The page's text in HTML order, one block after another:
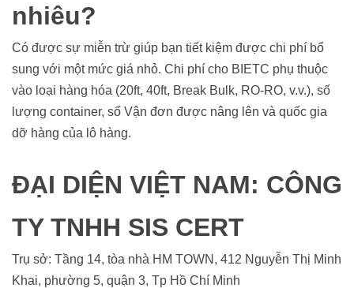
nhiêu?
Có được sự miễn trừ giúp bạn tiết kiệm được chi phí bổ
sung với một mức giá nhỏ. Chi phí cho BIETC phụ thuộc
vào loại hàng hóa (20ft, 40ft, Break Bulk, RO-RO, v.v.), số
lượng container, số Vận đơn được nâng lên và quốc gia
dỡ hàng của lô hàng.
ĐẠI DIỆN VIỆT NAM: CÔNG
TY TNHH SIS CERT
Trụ sở: Tầng 14, tòa nhà HM TOWN, 412 Nguyễn Thị Minh
Khai, phường 5, quận 3, Tp Hồ Chí Minh